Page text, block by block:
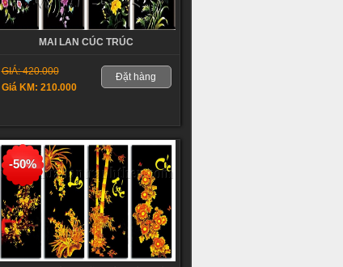
MAI LAN CÚC TRÚC
GIÁ: 420.000
Giá KM: 210.000
Đặt hàng
-50%